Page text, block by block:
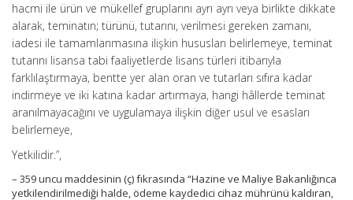
hacmi ile ürün ve mükellef gruplarını ayrı ayrı veya birlikte dikkate
alarak, teminatın; türünü, tutarını, verilmesi gereken zamanı,
iadesi ile tamamlanmasına ilişkin hususları belirlemeye, teminat
tutarını lisansa tabi faaliyetlerde lisans türleri itibarıyla
farklılaştırmaya, bentte yer alan oran ve tutarları sıfıra kadar
indirmeye ve iki katına kadar artırmaya, hangi hâllerde teminat
aranılmayacağını ve uygulamaya ilişkin diğer usul ve esasları
belirlemeye,
Yetkilidir.”,
– 359 uncu maddesinin (ç) fıkrasında “Hazine ve Maliye Bakanlığınca
yetkilendirilmediği halde, ödeme kaydedici cihaz mührünü kaldıran,